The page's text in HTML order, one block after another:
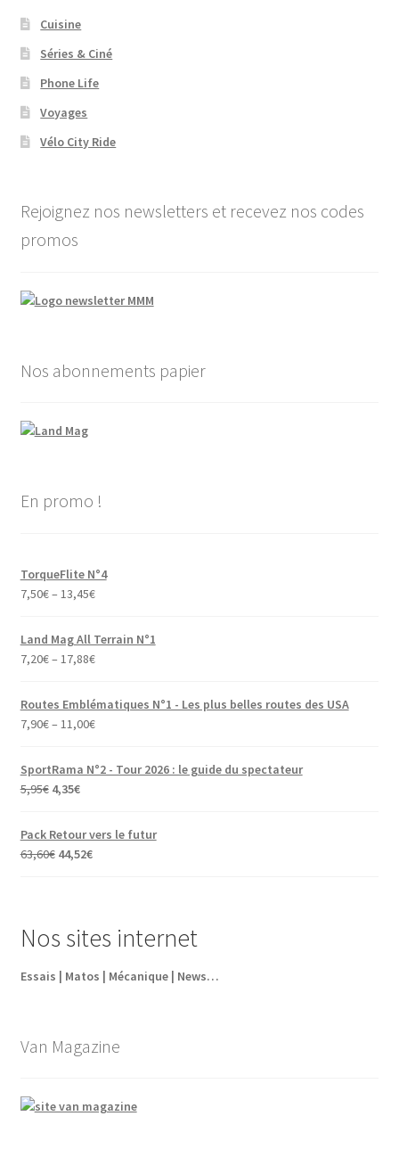
Cuisine
Séries & Ciné
Phone Life
Voyages
Vélo City Ride
Rejoignez nos newsletters et recevez nos codes
promos
Nos abonnements papier
En promo !
TorqueFlite N°4
7,50€– 13,45€
Land Mag All Terrain N°1
7,20€– 17,88€
Routes Emblématiques N°1 - Les plus belles routes des USA
7,90€– 11,00€
SportRama N°2 - Tour 2026 : le guide du spectateur
5,95€ Le
initial
était :
5,95€.
4,35€Le
est :
Pack Retour vers le futur
63,60€ Le
63,60€.
44,52€Le
44,52€.
Nos sites internet
Essais | Matos | Mécanique | News…
Van Magazine